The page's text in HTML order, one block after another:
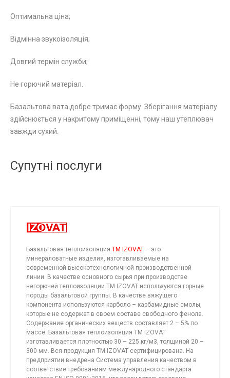
Оптимальна ціна;
Відмінна звукоізоляція;
Довгий термін служби;
Не горючий матеріал.
Базальтова вата добре тримає форму. Зберігання матеріалу
здійснюється у накритому приміщенні, тому наш утеплювач
завжди сухий.
Супутні послуги
Базальтовая теплоизоляция TM IZOVAT – это
минераловатные изделия, изготавливаемые на
современной высокотехнологичной производственной
линии. В качестве основного сырья при производстве
негорючей теплоизоляции TM IZOVAT используются горные
породы базальтовой группы. В качестве вяжущего
компонента используются карболо – карбамидные смолы,
которые не содержат в своем составе свободного фенола.
Содержание органических веществ составляет 2 – 5% по
массе. Базальтовая теплоизоляция ТМ IZOVAT
изготавливается плотностью 30 – 225 кг/м3, толщиной 20 –
300 мм. Вся продукция ТМ IZOVAT сертифицирована. На
предприятии внедрена Система управления качеством в
соответствие требованиям международного стандарта